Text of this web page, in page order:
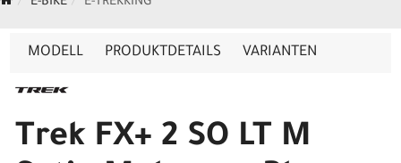
MODELL PRODUKTDETAILS VARIANTEN
Trek FX+ 2 SO LT M